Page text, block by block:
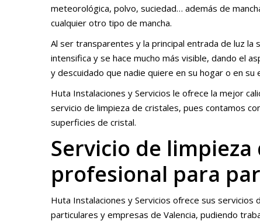
meteorológica, polvo, suciedad… además de
cualquier otro tipo de mancha.
Al ser transparentes y la principal entrada de luz la
intensifica y se hace mucho más visible, dando el
y descuidado que nadie quiere en su hogar o en su
Huta Instalaciones y Servicios le ofrece la mejor
servicio de limpieza de cristales, pues contamos
superficies de cristal.
Servicio de
profesional para
Huta Instalaciones y Servicios ofrece sus
particulares y empresas de Valencia, pudiendo